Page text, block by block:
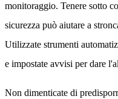
monitoraggio. Tenere sotto
sicurezza può aiutare a
Utilizzate strumenti
e impostate avvisi per dare
Non dimenticate di